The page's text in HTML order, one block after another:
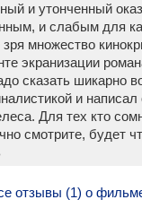
и утонченный
и слабым для
множество
экранизации
сказать шикарно
и
Для тех кто
смотрите, будет
отзывы (1) о